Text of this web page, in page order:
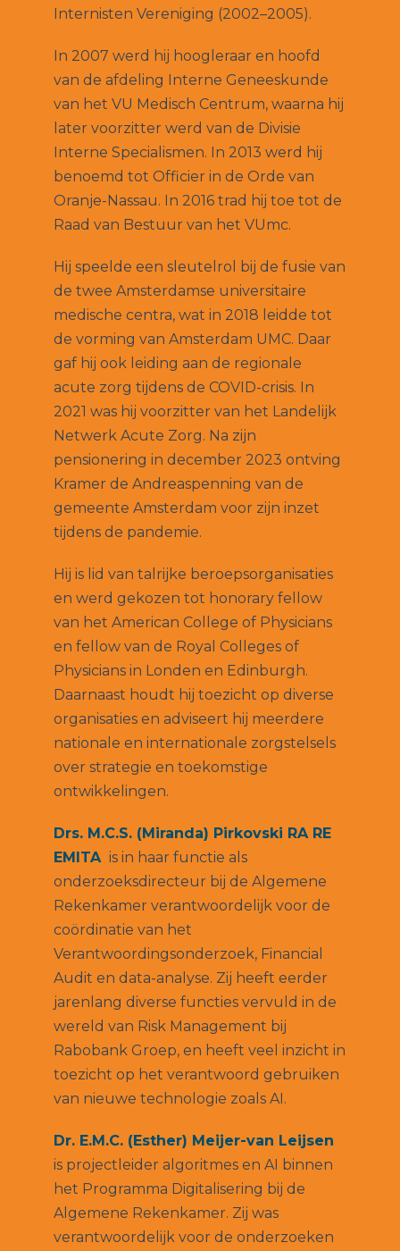
Internisten Vereniging (2002–2005).
In 2007 werd hij hoogleraar en hoofd
van de afdeling Interne Geneeskunde
van het VU Medisch Centrum, waarna hij
later voorzitter werd van de Divisie
Interne Specialismen. In 2013 werd hij
benoemd tot Officier in de Orde van
Oranje-Nassau. In 2016 trad hij toe tot de
Raad van Bestuur van het VUmc.
Hij speelde een sleutelrol bij de fusie van
de twee Amsterdamse universitaire
medische centra, wat in 2018 leidde tot
de vorming van Amsterdam UMC. Daar
gaf hij ook leiding aan de regionale
acute zorg tijdens de COVID-crisis. In
2021 was hij voorzitter van het Landelijk
Netwerk Acute Zorg. Na zijn
pensionering in december 2023 ontving
Kramer de Andreaspenning van de
gemeente Amsterdam voor zijn inzet
tijdens de pandemie.
Hij is lid van talrijke beroepsorganisaties
en werd gekozen tot honorary fellow
van het American College of Physicians
en fellow van de Royal Colleges of
Physicians in Londen en Edinburgh.
Daarnaast houdt hij toezicht op diverse
organisaties en adviseert hij meerdere
nationale en internationale zorgstelsels
over strategie en toekomstige
ontwikkelingen.
Drs. M.C.S. (Miranda) Pirkovski RA RE
EMITA is in haar functie als
onderzoeksdirecteur bij de Algemene
Rekenkamer verantwoordelijk voor de
coördinatie van het
Verantwoordingsonderzoek, Financial
Audit en data-analyse. Zij heeft eerder
jarenlang diverse functies vervuld in de
wereld van Risk Management bij
Rabobank Groep, en heeft veel inzicht in
toezicht op het verantwoord gebruiken
van nieuwe technologie zoals AI.
Dr. E.M.C. (Esther) Meijer-van Leijsen
is projectleider algoritmes en AI binnen
het Programma Digitalisering bij de
Algemene Rekenkamer. Zij was
verantwoordelijk voor de onderzoeken